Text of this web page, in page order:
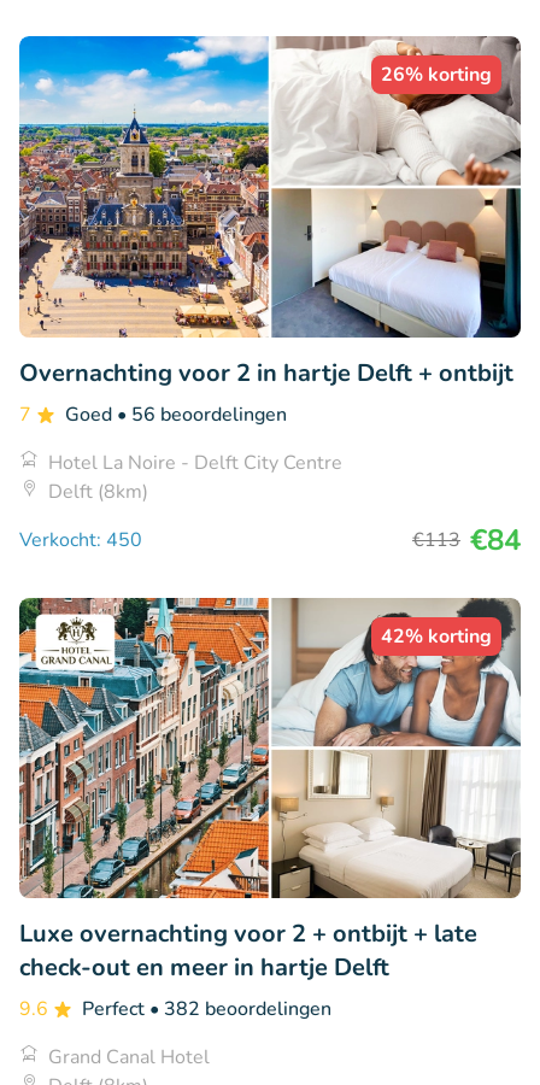
26% korting
Overnachting voor 2 in hartje Delft + ontbijt
7 Goed • 56 beoordelingen
Hotel La Noire - Delft City Centre
Delft (8km)
Verkocht: 450
€113 €84
42% korting
Luxe overnachting voor 2 + ontbijt + late
check-out en meer in hartje Delft
9.6 Perfect • 382 beoordelingen
Grand Canal Hotel